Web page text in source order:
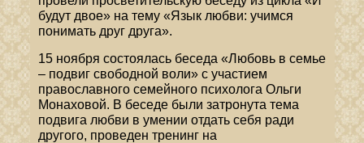
будут двое» на тему «Язык любви: учимся
понимать друг друга».
15 ноября состоялась беседа «Любовь в семье
– подвиг свободной воли» с участием
православного семейного психолога Ольги
Монаховой. В беседе были затронута тема
подвига любви в умении отдать себя ради
другого, проведен тренинг на